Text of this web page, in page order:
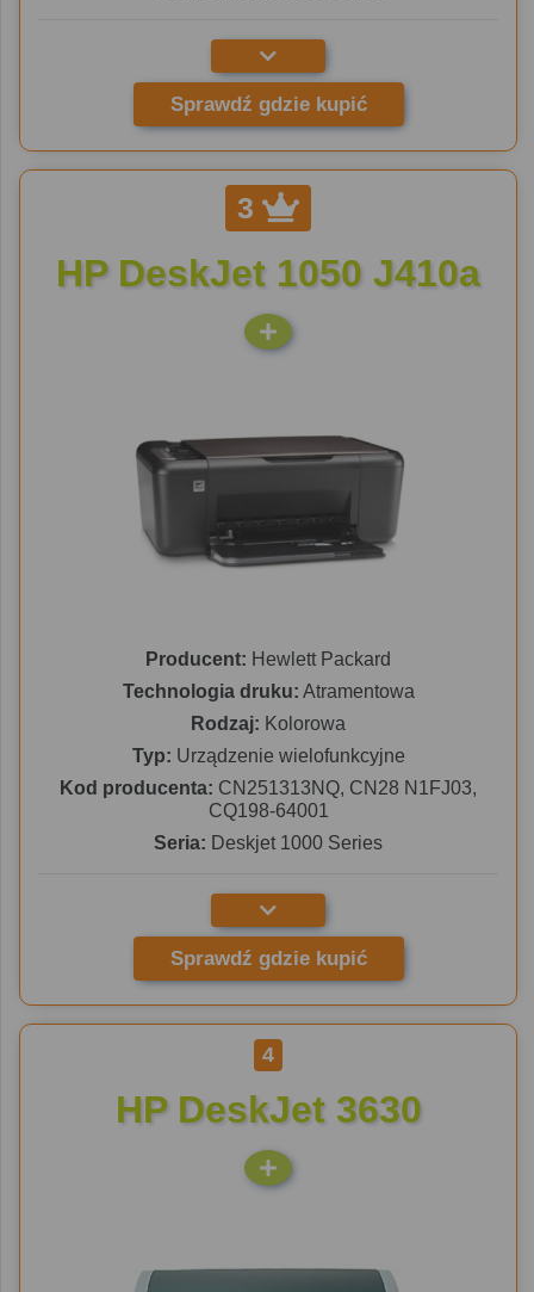
Sprawdź gdzie kupić
3
HP DeskJet 1050 J410a
Producent: Hewlett Packard
Technologia druku: Atramentowa
Rodzaj: Kolorowa
Typ: Urządzenie wielofunkcyjne
Kod producenta: CN251313NQ, CN28 N1FJ03,
CQ198-64001
Seria: Deskjet 1000 Series
Sprawdź gdzie kupić
4
HP DeskJet 3630